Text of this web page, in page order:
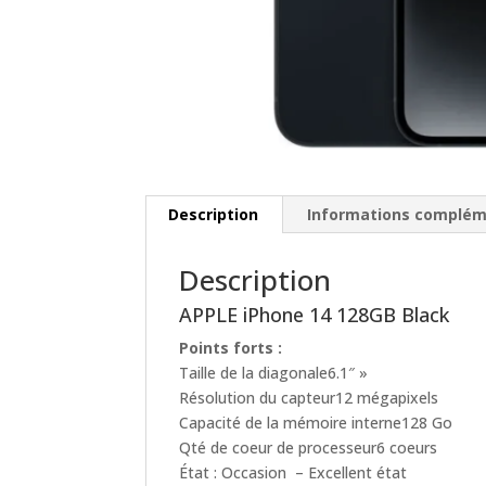
Description Informations
Description
APPLE iPhone 14 128GB Black
Points forts :
Taille de la diagonale6.1″ »
Résolution du capteur12 mégapixels
Capacité de la mémoire interne128 Go
Qté de coeur de processeur6 coeurs
État : Occasion – Excellent état